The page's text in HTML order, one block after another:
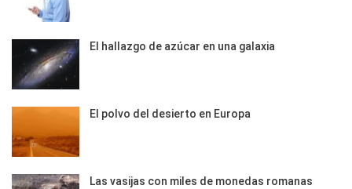
El hallazgo de azúcar en una galaxia
El polvo del desierto en Europa
Las vasijas con miles de monedas romanas